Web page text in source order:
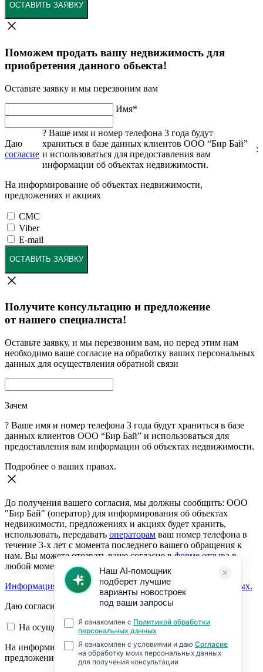
ОСТАВИТЬ ЗАЯВКУ
Поможем продать вашу недвижимость для
приобретения данного обьекта!
Оставьте заявку и мы перезвоним вам
Имя*
Даю
согласие
? Ваше имя и номер телефона 3 года будут
храниться в базе данных клиентов ООО “Бир Бай”
и использоваться для предоставления вам
информации об объектах недвижимости.
:
На информирование об объектах недвижимости,
предложениях и акциях
СМС
Viber
E-mail
ОСТАВИТЬ ЗАЯВКУ
Получите консультацию и предложение
от нашего специалиста!
Оставьте заявку, и мы перезвоним вам, но перед этим нам
необходимо ваше согласие на обработку ваших персональных
данных для осуществления обратной связи
Зачем
? Ваше имя и номер телефона 3 года будут храниться в базе
данных клиентов ООО “Бир Бай” и использоваться для
предоставления вам информации об объектах недвижимости.
Подробнее о ваших правах.
До получения вашего согласия, мы должны сообщить: ООО
"Бир Бай" (оператор) для информирования об объектах
недвижимости, предложениях и акциях будет хранить,
использовать, передавать операторам ваш номер телефона в
течение 3-х лет с момента последнего вашего обращения к
нам. Вы можете отозвать ваше согласие вформе отзывав
любой момент.
Информация о согласии на обработку персональных данных.
Даю согласие:
На осуществление обратной связи
На информирование об объектах недвижимости,
предложениях и акциях